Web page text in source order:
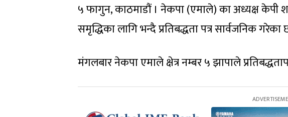
५ फागुन, काठमाडौं । नेकपा (एमाले) का अध्यक्ष केपी
समृद्धिका लागि भन्दै प्रतिबद्धता पत्र सार्वजनिक गरेका
मंगलबार नेकपा एमाले क्षेत्र नम्बर ५ झापाले